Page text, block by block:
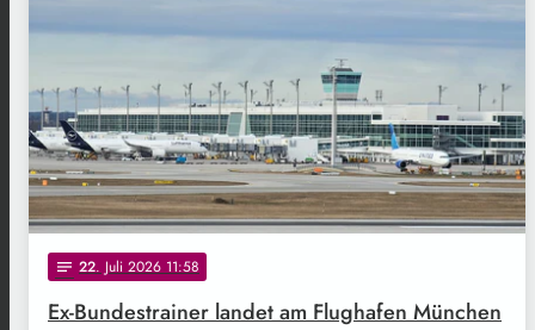
notes 22. Juli 2026 11:58
Ex-Bundestrainer landet am Flughafen München